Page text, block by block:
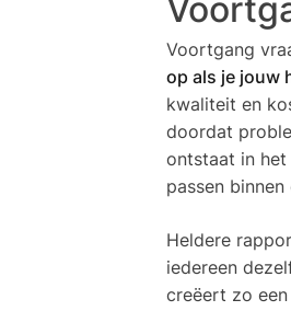
Voortgang
op als je jouw
kwaliteit en
doordat
ontstaat in
passen
Heldere
iedereen
creëert zo